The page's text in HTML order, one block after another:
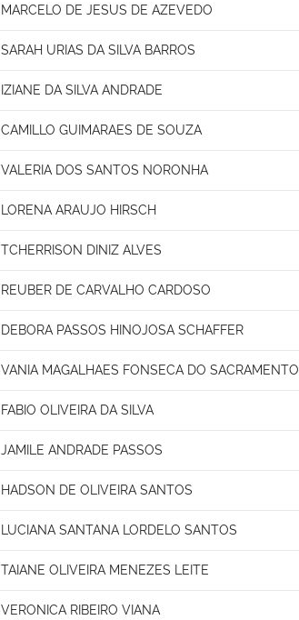
MARCELO DE JESUS DE AZEVEDO
SARAH URIAS DA SILVA BARROS
IZIANE DA SILVA ANDRADE
CAMILLO GUIMARAES DE SOUZA
VALERIA DOS SANTOS NORONHA
LORENA ARAUJO HIRSCH
TCHERRISON DINIZ ALVES
REUBER DE CARVALHO CARDOSO
DEBORA PASSOS HINOJOSA SCHAFFER
VANIA MAGALHAES FONSECA DO SACRAMENTO
FABIO OLIVEIRA DA SILVA
JAMILE ANDRADE PASSOS
HADSON DE OLIVEIRA SANTOS
LUCIANA SANTANA LORDELO SANTOS
TAIANE OLIVEIRA MENEZES LEITE
VERONICA RIBEIRO VIANA